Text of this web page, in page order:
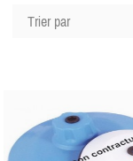
Trier par